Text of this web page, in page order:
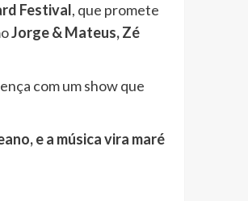
Festival, que promete
Jorge & Mateus, Zé
com um show que
e a música vira maré